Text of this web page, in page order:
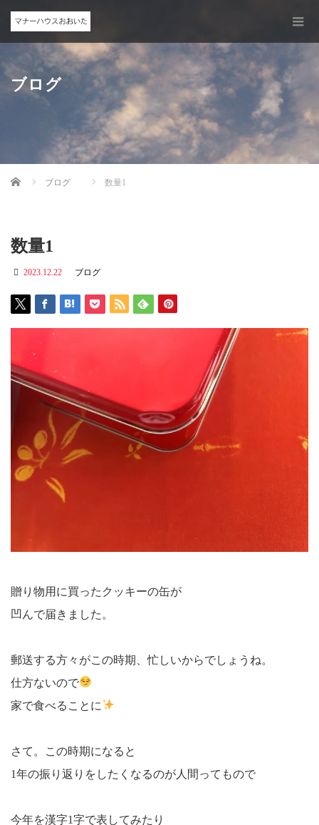
ブログ
Home ブログ 数量1
数量1
2023.12.22 ブログ
贈り物用に買ったクッキーの缶が
凹んで届きました。
郵送する方々がこの時期、忙しいからでしょうね。
仕方ないので
家で食べることに
さて。この時期になると
1年の振り返りをしたくなるのが人間ってもので
今年を漢字1字で表してみたり